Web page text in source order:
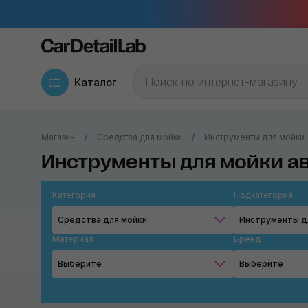
Каталог
Магазин Средства для мойки Инструменты для мойки
Инструменты для мойки
Категория
Средства для мойки
Подкатегория
Инструменты
Материал
Выберите
Бренд
Выберите